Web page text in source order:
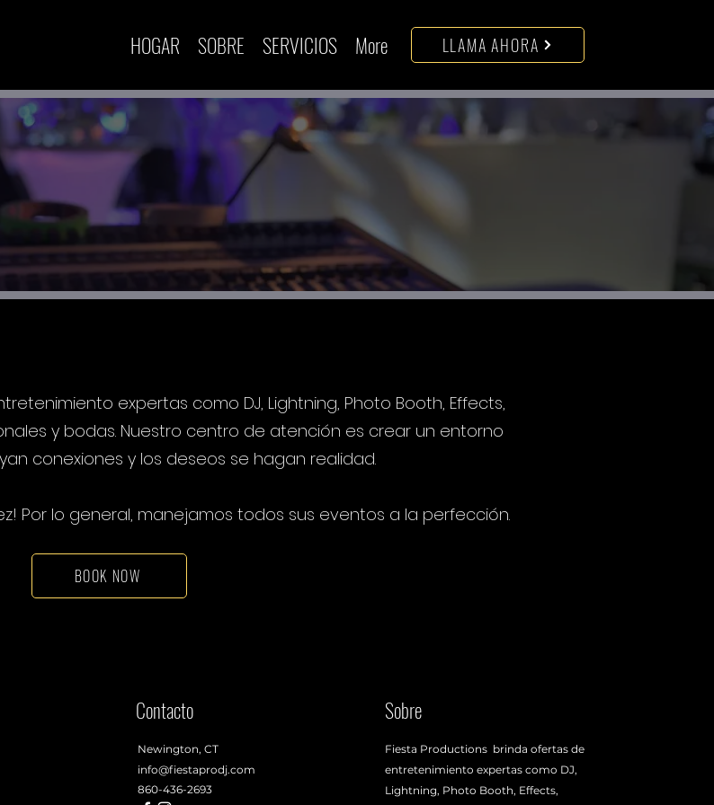
HOGAR SOBRE SERVICIOS More LLAMA AHORA
expertas como DJ, Lightning, Photo Booth, Effects,
y bodas. Nuestro centro de atención es crear un entorno
conexiones y los deseos se hagan realidad.
Por lo general, manejamos todos sus eventos a la perfección.
BOOK NOW
Contacto
Newington, CT
860-436-2693
info@fiestaprodj.com
Sobre
Fiesta Productions brinda ofertas de
entretenimiento expertas como DJ,
Lightning, Photo Booth, Effects,